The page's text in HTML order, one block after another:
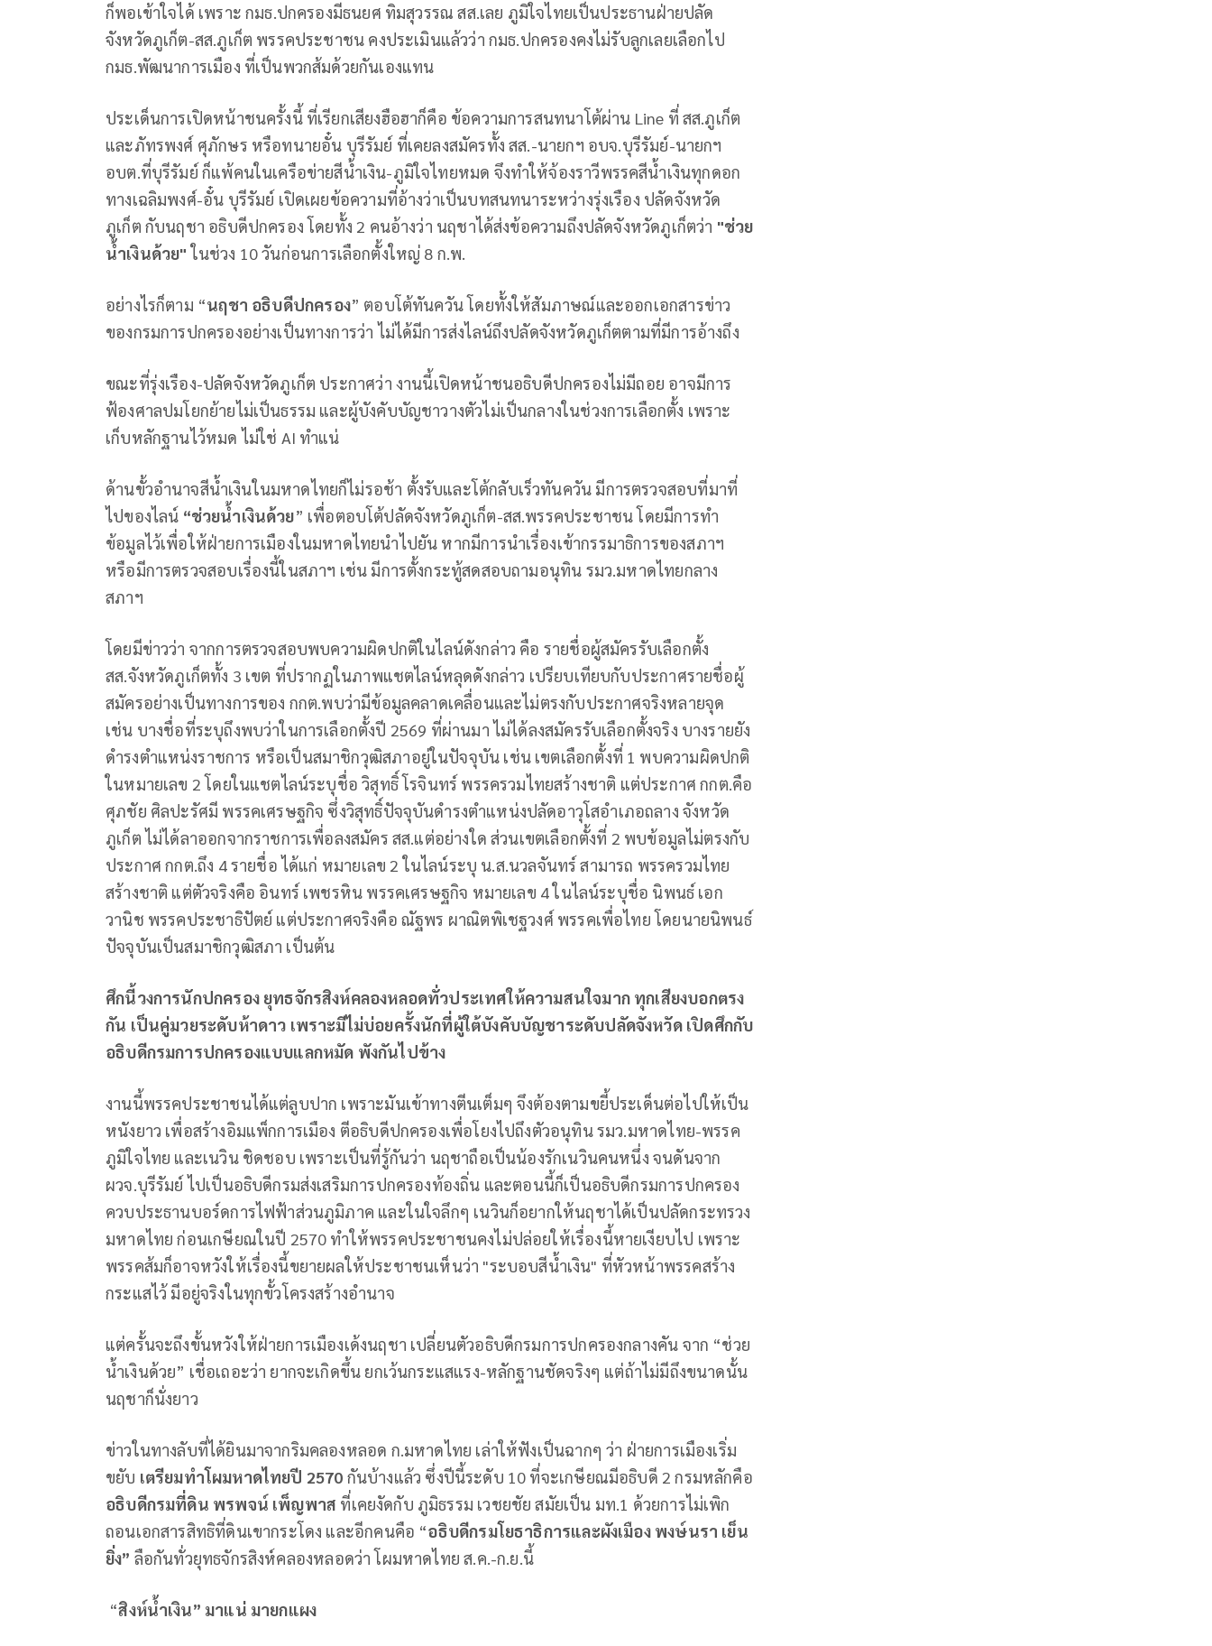
ก็พอเข้าใจได้ เพราะ กมธ.ปกครองมีธนยศ ทิมสุวรรณ สส.เลย ภูมิใจไทยเป็นประธานฝ่ายปลัด
จังหวัดภูเก็ต-สส.ภูเก็ต พรรคประชาชน คงประเมินแล้วว่า กมธ.ปกครองคงไม่รับลูกเลยเลือกไป
กมธ.พัฒนาการเมือง ที่เป็นพวกส้มด้วยกันเองแทน
ประเด็นการเปิดหน้าชนครั้งนี้ ที่เรียกเสียงฮือฮาก็คือ ข้อความการสนทนาโต้ผ่าน Line ที่ สส.ภูเก็ต
และภัทรพงศ์ ศุภักษร หรือทนายอั๋น บุรีรัมย์ ที่เคยลงสมัครทั้ง สส.-นายกฯ อบจ.บุรีรัมย์-นายกฯ
อบต.ที่บุรีรัมย์ ก็แพ้คนในเครือข่ายสีน้ำเงิน-ภูมิใจไทยหมด จึงทำให้จ้องราวีพรรคสีน้ำเงินทุกดอก
ทางเฉลิมพงศ์-อั๋น บุรีรัมย์ เปิดเผยข้อความที่อ้างว่าเป็นบทสนทนาระหว่างรุ่งเรือง ปลัดจังหวัด
ภูเก็ต กับนฤชา อธิบดีปกครอง โดยทั้ง 2 คนอ้างว่า นฤชาได้ส่งข้อความถึงปลัดจังหวัดภูเก็ตว่า "ช่วย
น้ำเงินด้วย"ในช่วง 10 วันก่อนการเลือกตั้งใหญ่ 8 ก.พ.
อย่างไรก็ตาม “นฤชา อธิบดีปกครอง” ตอบโต้ทันควัน โดยทั้งให้สัมภาษณ์และออกเอกสารข่าว
ของกรมการปกครองอย่างเป็นทางการว่า ไม่ได้มีการส่งไลน์ถึงปลัดจังหวัดภูเก็ตตามที่มีการอ้างถึง
ขณะที่รุ่งเรือง-ปลัดจังหวัดภูเก็ต ประกาศว่า งานนี้เปิดหน้าชนอธิบดีปกครองไม่มีถอย อาจมีการ
ฟ้องศาลปมโยกย้ายไม่เป็นธรรม และผู้บังคับบัญชาวางตัวไม่เป็นกลางในช่วงการเลือกตั้ง เพราะ
เก็บหลักฐานไว้หมด ไม่ใช่ AI ทำแน่
ด้านขั้วอำนาจสีน้ำเงินในมหาดไทยก็ไม่รอช้า ตั้งรับและโต้กลับเร็วทันควัน มีการตรวจสอบที่มาที่
ไปของไลน์ “ช่วยน้ำเงินด้วย” เพื่อตอบโต้ปลัดจังหวัดภูเก็ต-สส.พรรคประชาชน โดยมีการทำ
ข้อมูลไว้เพื่อให้ฝ่ายการเมืองในมหาดไทยนำไปยัน หากมีการนำเรื่องเข้ากรรมาธิการของสภาฯ
หรือมีการตรวจสอบเรื่องนี้ในสภาฯ เช่น มีการตั้งกระทู้สดสอบถามอนุทิน รมว.มหาดไทยกลาง
สภาฯ
โดยมีข่าวว่า จากการตรวจสอบพบความผิดปกติในไลน์ดังกล่าว คือ รายชื่อผู้สมัครรับเลือกตั้ง
สส.จังหวัดภูเก็ตทั้ง 3 เขต ที่ปรากฏในภาพแชตไลน์หลุดดังกล่าว เปรียบเทียบกับประกาศรายชื่อผู้
สมัครอย่างเป็นทางการของ กกต.พบว่ามีข้อมูลคลาดเคลื่อนและไม่ตรงกับประกาศจริงหลายจุด
เช่น บางชื่อที่ระบุถึงพบว่าในการเลือกตั้งปี 2569 ที่ผ่านมา ไม่ได้ลงสมัครรับเลือกตั้งจริง บางรายยัง
ดำรงตำแหน่งราชการ หรือเป็นสมาชิกวุฒิสภาอยู่ในปัจจุบัน เช่น เขตเลือกตั้งที่ 1 พบความผิดปกติ
ในหมายเลข 2 โดยในแชตไลน์ระบุชื่อ วิสุทธิ์ โรจินทร์ พรรครวมไทยสร้างชาติ แต่ประกาศ กกต.คือ
ศุภชัย ศิลปะรัศมี พรรคเศรษฐกิจ ซึ่งวิสุทธิ์ปัจจุบันดำรงตำแหน่งปลัดอาวุโสอำเภอถลาง จังหวัด
ภูเก็ต ไม่ได้ลาออกจากราชการเพื่อลงสมัคร สส.แต่อย่างใด ส่วนเขตเลือกตั้งที่ 2 พบข้อมูลไม่ตรงกับ
ประกาศ กกต.ถึง 4 รายชื่อ ได้แก่ หมายเลข 2 ในไลน์ระบุ น.ส.นวลจันทร์ สามารถ พรรครวมไทย
สร้างชาติ แต่ตัวจริงคือ อินทร์ เพชรหิน พรรคเศรษฐกิจ หมายเลข 4 ในไลน์ระบุชื่อ นิพนธ์ เอก
วานิช พรรคประชาธิปัตย์ แต่ประกาศจริงคือ ณัฐพร ผาณิตพิเชฐวงศ์ พรรคเพื่อไทย โดยนายนิพนธ์
ปัจจุบันเป็นสมาชิกวุฒิสภา เป็นต้น
ศึกนี้วงการนักปกครอง ยุทธจักรสิงห์คลองหลอดทั่วประเทศให้ความสนใจมาก ทุกเสียงบอกตรง
กัน เป็นคู่มวยระดับห้าดาว เพราะมีไม่บ่อยครั้งนักที่ผู้ใต้บังคับบัญชาระดับปลัดจังหวัด เปิดศึกกับ
อธิบดีกรมการปกครองแบบแลกหมัด พังกันไปข้าง
งานนี้พรรคประชาชนได้แต่ลูบปาก เพราะมันเข้าทางตีนเต็มๆ จึงต้องตามขยี้ประเด็นต่อไปให้เป็น
หนังยาว เพื่อสร้างอิมแพ็กการเมือง ตีอธิบดีปกครองเพื่อโยงไปถึงตัวอนุทิน รมว.มหาดไทย-พรรค
ภูมิใจไทย และเนวิน ชิดชอบ เพราะเป็นที่รู้กันว่า นฤชาถือเป็นน้องรักเนวินคนหนึ่ง จนดันจาก
ผวจ.บุรีรัมย์ ไปเป็นอธิบดีกรมส่งเสริมการปกครองท้องถิ่น และตอนนี้ก็เป็นอธิบดีกรมการปกครอง
ควบประธานบอร์ดการไฟฟ้าส่วนภูมิภาค และในใจลึกๆ เนวินก็อยากให้นฤชาได้เป็นปลัดกระทรวง
มหาดไทย ก่อนเกษียณในปี 2570 ทำให้พรรคประชาชนคงไม่ปล่อยให้เรื่องนี้หายเงียบไป เพราะ
พรรคส้มก็อาจหวังให้เรื่องนี้ขยายผลให้ประชาชนเห็นว่า "ระบอบสีน้ำเงิน" ที่หัวหน้าพรรคสร้าง
กระแสไว้ มีอยู่จริงในทุกขั้วโครงสร้างอำนาจ
แต่ครั้นจะถึงขั้นหวังให้ฝ่ายการเมืองเด้งนฤชา เปลี่ยนตัวอธิบดีกรมการปกครองกลางคัน จาก “ช่วย
น้ำเงินด้วย” เชื่อเถอะว่า ยากจะเกิดขึ้น ยกเว้นกระแสแรง-หลักฐานชัดจริงๆ แต่ถ้าไม่มีถึงขนาดนั้น
นฤชาก็นั่งยาว
ข่าวในทางลับที่ได้ยินมาจากริมคลองหลอด ก.มหาดไทย เล่าให้ฟังเป็นฉากๆ ว่า ฝ่ายการเมืองเริ่ม
ขยับ เตรียมทำโผมหาดไทยปี 2570 กันบ้างแล้ว ซึ่งปีนี้ระดับ 10 ที่จะเกษียณมีอธิบดี 2 กรมหลักคือ
อธิบดีกรมที่ดิน พรพจน์ เพ็ญพาส ที่เคยงัดกับ ภูมิธรรม เวชยชัย สมัยเป็น มท.1 ด้วยการไม่เพิก
ถอนเอกสารสิทธิที่ดินเขากระโดง และอีกคนคือ “อธิบดีกรมโยธาธิการและผังเมือง พงษ์นรา เย็น
ยิ่ง” ลือกันทั่วยุทธจักรสิงห์คลองหลอดว่า โผมหาดไทย ส.ค.-ก.ย.นี้
“สิงห์น้ำเงิน” มาแน่ มายกแผง